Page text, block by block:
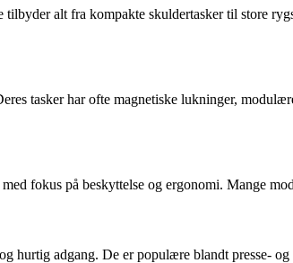
tilbyder alt fra kompakte skuldertasker til store
tasker har ofte magnetiske lukninger,
fokus på beskyttelse og ergonomi. Mange
hurtig adgang. De er populære blandt presse-